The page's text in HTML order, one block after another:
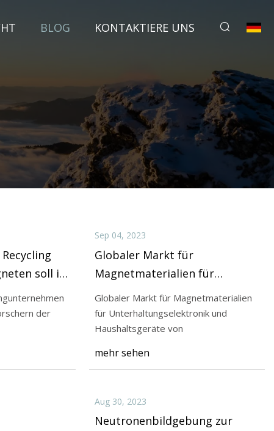
BLOG KONTAKTIERE UNS
Es steht
unter der
teilen
soll in
der
Sep 04, 2023
Globaler Markt für
Magnetmaterialien für
Unterhaltungselektronik und
Haushaltsgeräte 2023
Globaler Markt für Magnetmaterialien
für Unterhaltungselektronik und
Haushaltsgeräte von
mehr sehen
Aug 30, 2023
Neutronenbildgebung zur